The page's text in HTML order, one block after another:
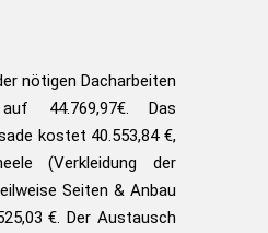
nötigen Dacharbeiten
44.769,97€. Das
kostet 40.553,84 €,
(Verkleidung der
Seiten & Anbau
€. Der Austausch